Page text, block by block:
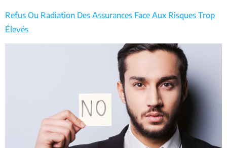
Refus Ou Radiation Des Assurances Face Aux Risques Trop
Élevés